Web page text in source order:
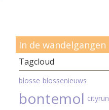
In de wandelgangen
Tagcloud
blosse blossenieuws
bontemol cityrun